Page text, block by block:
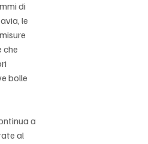
di
le
che
bolle
a
al